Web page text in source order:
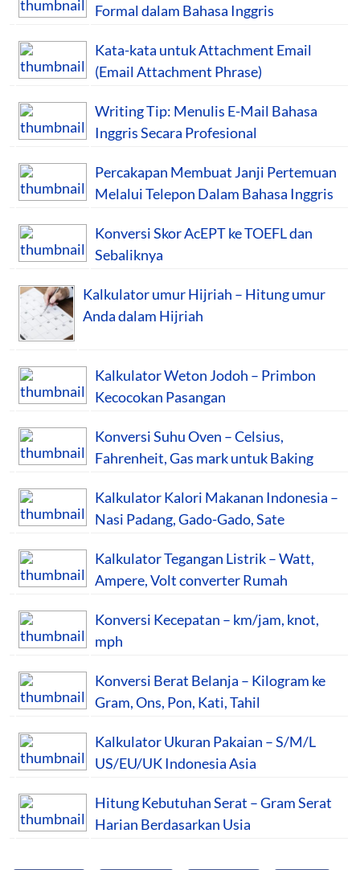
Formal dalam Bahasa Inggris
Kata-kata untuk Attachment Email
(Email Attachment Phrase)
Writing Tip: Menulis E-Mail Bahasa
Inggris Secara Profesional
Percakapan Membuat Janji Pertemuan
Melalui Telepon Dalam Bahasa Inggris
Konversi Skor AcEPT ke TOEFL dan
Sebaliknya
Kalkulator umur Hijriah – Hitung umur
Anda dalam Hijriah
Kalkulator Weton Jodoh – Primbon
Kecocokan Pasangan
Konversi Suhu Oven – Celsius,
Fahrenheit, Gas mark untuk Baking
Kalkulator Kalori Makanan Indonesia –
Nasi Padang, Gado-Gado, Sate
Kalkulator Tegangan Listrik – Watt,
Ampere, Volt converter Rumah
Konversi Kecepatan – km/jam, knot,
mph
Konversi Berat Belanja – Kilogram ke
Gram, Ons, Pon, Kati, Tahil
Kalkulator Ukuran Pakaian – S/M/L
US/EU/UK Indonesia Asia
Hitung Kebutuhan Serat – Gram Serat
Harian Berdasarkan Usia